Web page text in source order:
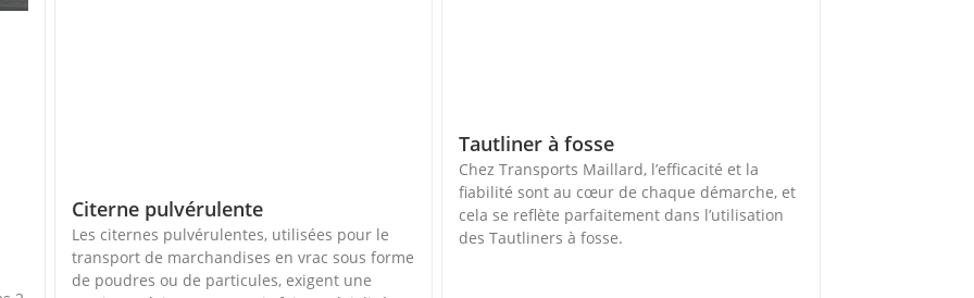
Citerne pulvérulente
Les citernes pulvérulentes, utilisées pour le
transport de marchandises en vrac sous forme
de poudres ou de particules, exigent une
Tautliner à fosse
Chez Transports Maillard, l’efficacité et la
fiabilité sont au cœur de chaque démarche, et
cela se reflète parfaitement dans l’utilisation
des Tautliners à fosse.